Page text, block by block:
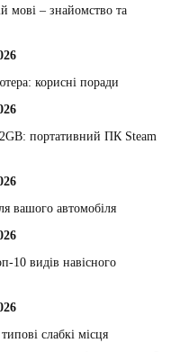
мові – знайомство та
корисні поради
портативний ПК Steam
вашого автомобіля
10 видів навісного
слабкі місця